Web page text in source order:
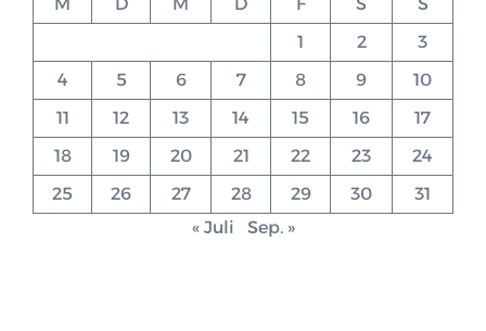
1
2
3
4
5 6 7 8 9
10
11
12 13 14 15 16
17
18
19 20 21 22 23
24
25
26 27 28 29 30
31
« Juli
Sep. »